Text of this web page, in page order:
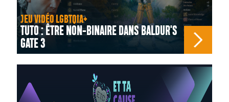
JEU VIDÉO LGBTQIA+
TUTO : ÊTRE NON-BINAIRE DANS BALDUR'S
GATE 3